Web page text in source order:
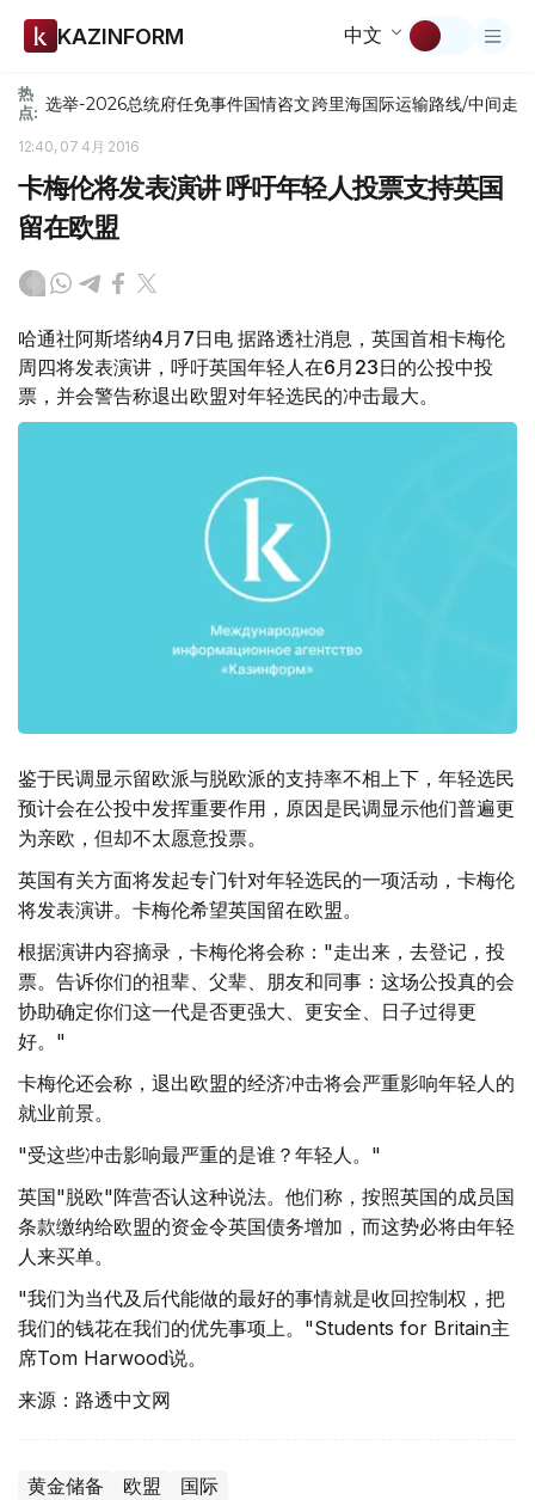
KAZINFORM 中文
热
点: 选举-2026总统府任免事件国情咨文跨里海国际运输路线/中间走廊
12:40, 07 4月 2016
卡梅伦将发表演讲 呼吁年轻人投票支持英国
留在欧盟
哈通社阿斯塔纳4月7日电 据路透社消息，英国首相卡梅伦
周四将发表演讲，呼吁英国年轻人在6月23日的公投中投
票，并会警告称退出欧盟对年轻选民的冲击最大。
鉴于民调显示留欧派与脱欧派的支持率不相上下，年轻选民
预计会在公投中发挥重要作用，原因是民调显示他们普遍更
为亲欧，但却不太愿意投票。
英国有关方面将发起专门针对年轻选民的一项活动，卡梅伦
将发表演讲。卡梅伦希望英国留在欧盟。
根据演讲内容摘录，卡梅伦将会称："走出来，去登记，投
票。告诉你们的祖辈、父辈、朋友和同事：这场公投真的会
协助确定你们这一代是否更强大、更安全、日子过得更
好。"
卡梅伦还会称，退出欧盟的经济冲击将会严重影响年轻人的
就业前景。
"受这些冲击影响最严重的是谁？年轻人。"
英国"脱欧"阵营否认这种说法。他们称，按照英国的成员国
条款缴纳给欧盟的资金令英国债务增加，而这势必将由年轻
人来买单。
"我们为当代及后代能做的最好的事情就是收回控制权，把
我们的钱花在我们的优先事项上。"Students for Britain主
席Tom Harwood说。
来源：路透中文网
黄金储备 欧盟 国际